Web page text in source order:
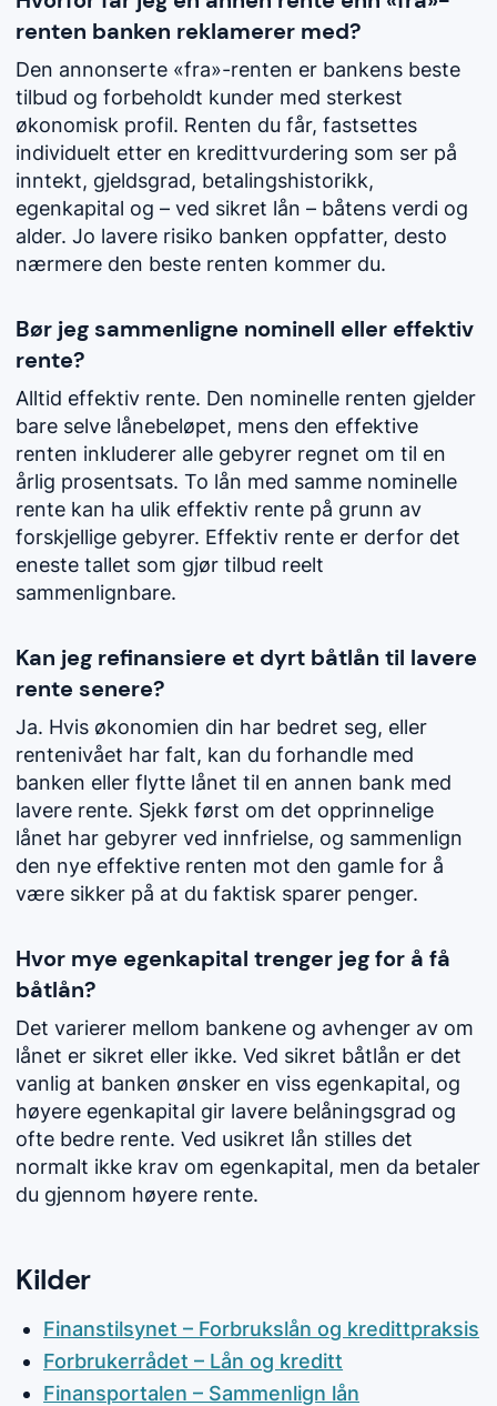
renten banken reklamerer med?
Den annonserte «fra»-renten er bankens beste
tilbud og forbeholdt kunder med sterkest
økonomisk profil. Renten du får, fastsettes
individuelt etter en kredittvurdering som ser på
inntekt, gjeldsgrad, betalingshistorikk,
egenkapital og – ved sikret lån – båtens verdi og
alder. Jo lavere risiko banken oppfatter, desto
nærmere den beste renten kommer du.
Bør jeg sammenligne nominell eller effektiv
rente?
Alltid effektiv rente. Den nominelle renten gjelder
bare selve lånebeløpet, mens den effektive
renten inkluderer alle gebyrer regnet om til en
årlig prosentsats. To lån med samme nominelle
rente kan ha ulik effektiv rente på grunn av
forskjellige gebyrer. Effektiv rente er derfor det
eneste tallet som gjør tilbud reelt
sammenlignbare.
Kan jeg refinansiere et dyrt båtlån til lavere
rente senere?
Ja. Hvis økonomien din har bedret seg, eller
rentenivået har falt, kan du forhandle med
banken eller flytte lånet til en annen bank med
lavere rente. Sjekk først om det opprinnelige
lånet har gebyrer ved innfrielse, og sammenlign
den nye effektive renten mot den gamle for å
være sikker på at du faktisk sparer penger.
Hvor mye egenkapital trenger jeg for å få
båtlån?
Det varierer mellom bankene og avhenger av om
lånet er sikret eller ikke. Ved sikret båtlån er det
vanlig at banken ønsker en viss egenkapital, og
høyere egenkapital gir lavere belåningsgrad og
ofte bedre rente. Ved usikret lån stilles det
normalt ikke krav om egenkapital, men da betaler
du gjennom høyere rente.
Kilder
Finanstilsynet – Forbrukslån og kredittpraksis
Forbrukerrådet – Lån og kreditt
Finansportalen – Sammenlign lån